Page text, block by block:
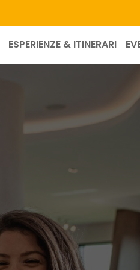
ESPERIENZE & ITINERARI